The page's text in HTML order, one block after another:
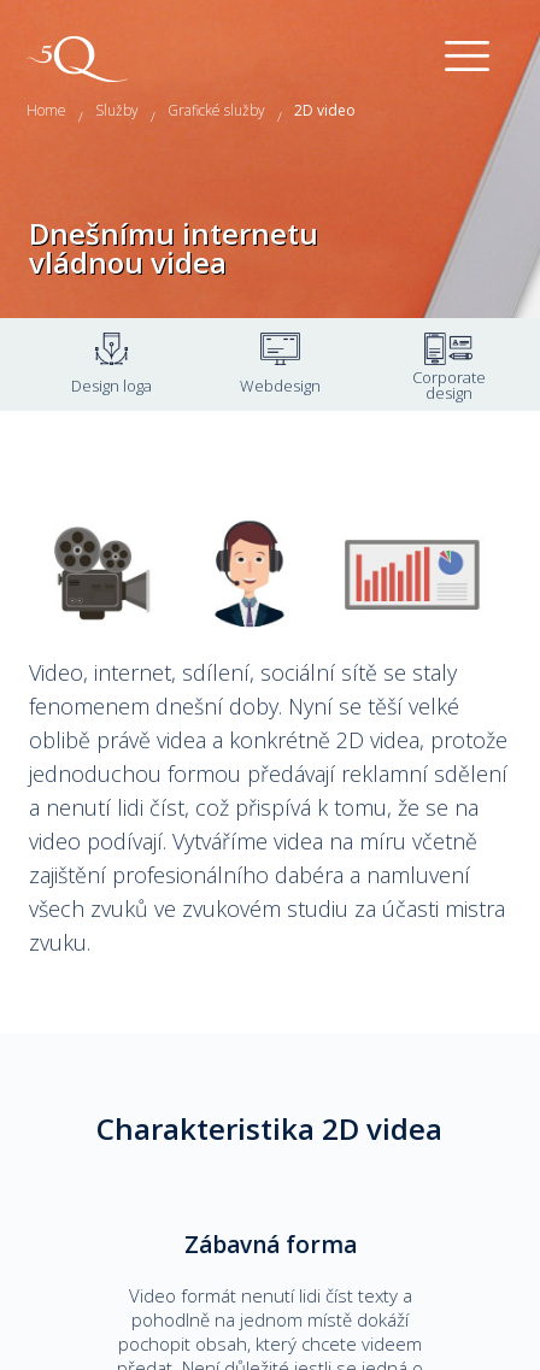
Dnešnímu internetu
vládnou videa
Home / Služby / Grafické služby / 2D video
Design loga Webdesign Corporate
design
Video, internet, sdílení, sociální sítě se staly
fenomenem dnešní doby. Nyní se těší velké
oblibě právě videa a konkrétně 2D videa, protože
jednoduchou formou předávají reklamní sdělení
a nenutí lidi číst, což přispívá k tomu, že se na
video podívají. Vytváříme videa na míru včetně
zajištění profesionálního dabéra a namluvení
všech zvuků ve zvukovém studiu za účasti mistra
zvuku.
Charakteristika 2D videa
Zábavná forma
Video formát nenutí lidi číst texty a
pohodlně na jednom místě dokáží
pochopit obsah, který chcete videem